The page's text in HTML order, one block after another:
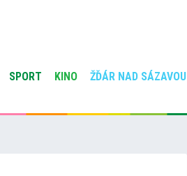
SPORT KINO ŽĎÁR NAD SÁZAVOU